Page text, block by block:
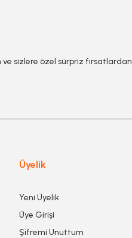
sizlere özel sürpriz fırsatlardan
Üyelik
Yeni Üyelik
Üye Girişi
Şifremi Unuttum